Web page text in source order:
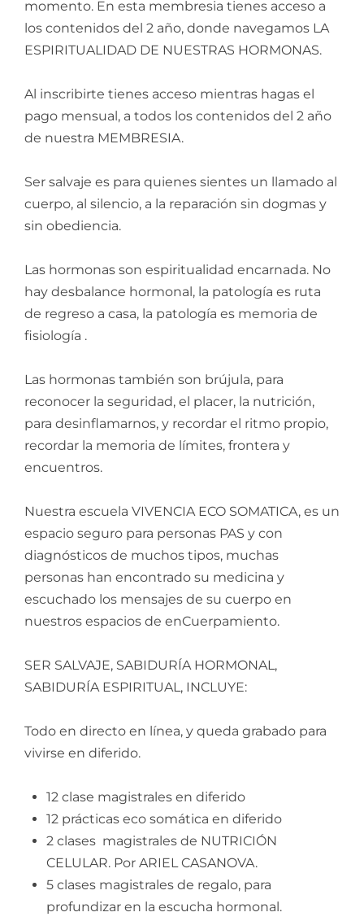
momento. En esta membresia tienes acceso a
los contenidos del 2 año, donde navegamos LA
ESPIRITUALIDAD DE NUESTRAS HORMONAS.
Al inscribirte tienes acceso mientras hagas el
pago mensual, a todos los contenidos del 2 año
de nuestra MEMBRESIA.
Ser salvaje es para quienes sientes un llamado al
cuerpo, al silencio, a la reparación sin dogmas y
sin obediencia.
Las hormonas son espiritualidad encarnada. No
hay desbalance hormonal, la patología es ruta
de regreso a casa, la patología es memoria de
fisiología .
Las hormonas también son brújula, para
reconocer la seguridad, el placer, la nutrición,
para desinflamarnos, y recordar el ritmo propio,
recordar la memoria de límites, frontera y
encuentros.
Nuestra escuela VIVENCIA ECO SOMATICA, es un
espacio seguro para personas PAS y con
diagnósticos de muchos tipos, muchas
personas han encontrado su medicina y
escuchado los mensajes de su cuerpo en
nuestros espacios de enCuerpamiento.
SER SALVAJE, SABIDURÍA HORMONAL,
SABIDURÍA ESPIRITUAL, INCLUYE:
Todo en directo en línea, y queda grabado para
vivirse en diferido.
12 clase magistrales en diferido
12 prácticas eco somática en diferido
2 clases magistrales de NUTRICIÓN
CELULAR. Por ARIEL CASANOVA.
5 clases magistrales de regalo, para
profundizar en la escucha hormonal.